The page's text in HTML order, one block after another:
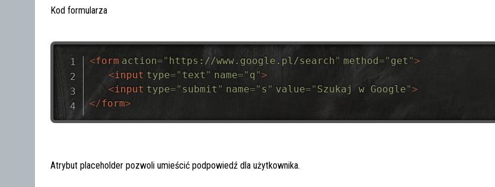
Kod formularza
<form action=" https://www.google.pl/search" method=" get ">
<input type=" text " name=" q">
<input type=" submit " name=" s " value=" Szukaj w Google">
</form>
Atrybut placeholder pozwoli umieścić podpowiedź dla użytkownika.